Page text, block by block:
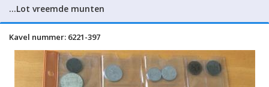
…Lot vreemde munten
Kavel nummer: 6221-397